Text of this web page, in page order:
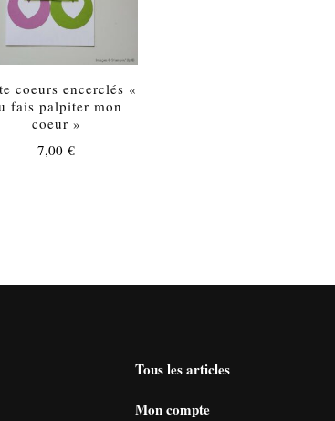
coeurs encerclés «
fais palpiter mon
coeur »
7,00€
Tous les articles
Mon compte